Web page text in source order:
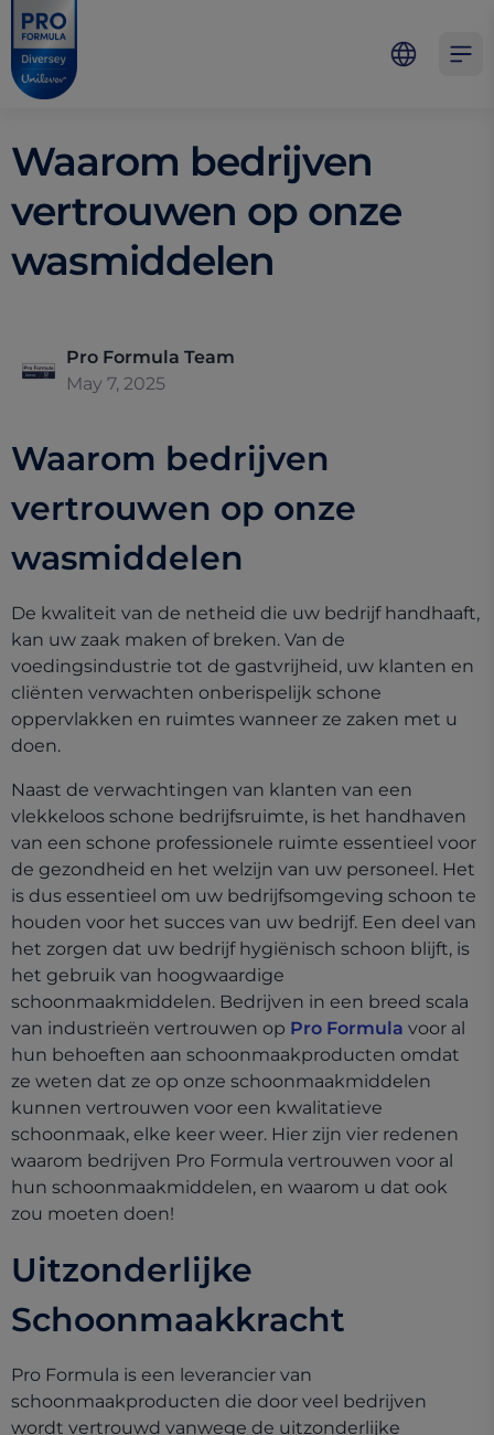
Skip to main content
Skip to navigation
Skip to footer
Pro Formula
Waarom bedrijven
vertrouwen op onze
wasmiddelen
Pro Formula Team
May 7, 2025
Waarom bedrijven
vertrouwen op onze
wasmiddelen
De kwaliteit van de netheid die uw bedrijf handhaaft,
kan uw zaak maken of breken. Van de
voedingsindustrie tot de gastvrijheid, uw klanten en
cliënten verwachten onberispelijk schone
oppervlakken en ruimtes wanneer ze zaken met u
doen.
Naast de verwachtingen van klanten van een
vlekkeloos schone bedrijfsruimte, is het handhaven
van een schone professionele ruimte essentieel voor
de gezondheid en het welzijn van uw personeel. Het
is dus essentieel om uw bedrijfsomgeving schoon te
houden voor het succes van uw bedrijf. Een deel van
het zorgen dat uw bedrijf hygiënisch schoon blijft, is
het gebruik van hoogwaardige
schoonmaakmiddelen. Bedrijven in een breed scala
van industrieën vertrouwen op Pro Formula voor al
hun behoeften aan schoonmaakproducten omdat
ze weten dat ze op onze schoonmaakmiddelen
kunnen vertrouwen voor een kwalitatieve
schoonmaak, elke keer weer. Hier zijn vier redenen
waarom bedrijven Pro Formula vertrouwen voor al
hun schoonmaakmiddelen, en waarom u dat ook
zou moeten doen!
Uitzonderlijke
Schoonmaakkracht
Pro Formula is een leverancier van
schoonmaakproducten die door veel bedrijven
wordt vertrouwd vanwege de uitzonderlijke